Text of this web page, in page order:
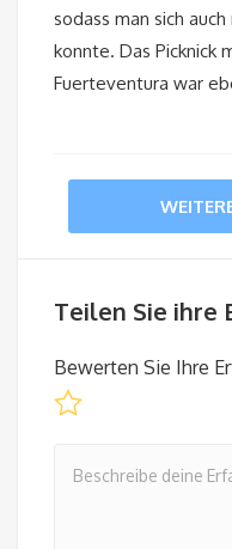
sodass man sich
konnte. Das Picknick
Fuerteventura war
Teilen Sie ihre
Bewerten Sie Ihre